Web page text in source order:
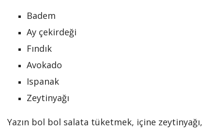
Badem
Ay çekirdeği
Fındık
Avokado
Ispanak
Zeytinyağı
Yazın bol bol salata tüketmek, içine zeytinyağı,